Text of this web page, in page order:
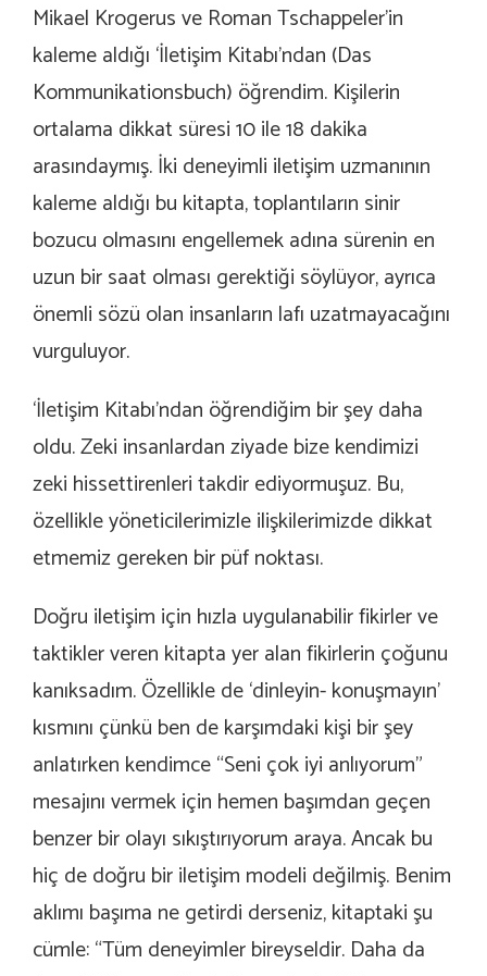
Mikael Krogerus ve Roman Tschappeler’in
kaleme aldığı ‘İletişim Kitabı’ndan (Das
Kommunikationsbuch) öğrendim. Kişilerin
ortalama dikkat süresi 10 ile 18 dakika
arasındaymış. İki deneyimli iletişim uzmanının
kaleme aldığı bu kitapta, toplantıların sinir
bozucu olmasını engellemek adına sürenin en
uzun bir saat olması gerektiği söylüyor, ayrıca
önemli sözü olan insanların lafı uzatmayacağını
vurguluyor.
‘İletişim Kitabı’ndan öğrendiğim bir şey daha
oldu. Zeki insanlardan ziyade bize kendimizi
zeki hissettirenleri takdir ediyormuşuz. Bu,
özellikle yöneticilerimizle ilişkilerimizde dikkat
etmemiz gereken bir püf noktası.
Doğru iletişim için hızla uygulanabilir fikirler ve
taktikler veren kitapta yer alan fikirlerin çoğunu
kanıksadım. Özellikle de ‘dinleyin- konuşmayın’
kısmını çünkü ben de karşımdaki kişi bir şey
anlatırken kendimce “Seni çok iyi anlıyorum”
mesajını vermek için hemen başımdan geçen
benzer bir olayı sıkıştırıyorum araya. Ancak bu
hiç de doğru bir iletişim modeli değilmiş. Benim
aklımı başıma ne getirdi derseniz, kitaptaki şu
cümle: “Tüm deneyimler bireyseldir. Daha da